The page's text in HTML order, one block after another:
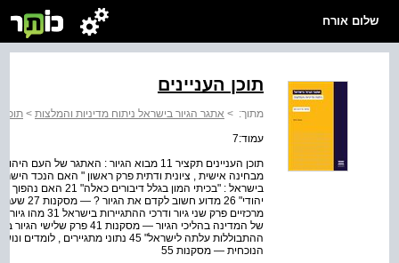
שלום אורח
תוכן העניינים
מתוך: > אתגר הגיור בישראל ניתוח מדיניות והמלצות > תוכן
עמוד:7
יהודי" 26
הנוכחית — מסקנות 55